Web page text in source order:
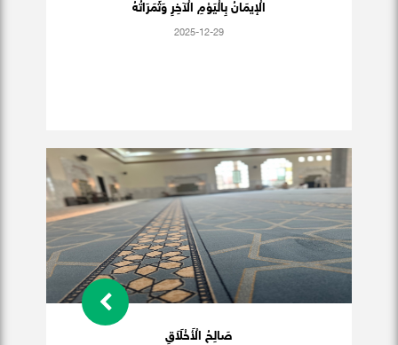
الْإيمَانُ بِالْيَوْمِ الْآخِرِ وَثَمَرَاتُهُ
2025-12-29
صَالِحُ الْأَخْلَاَقِ